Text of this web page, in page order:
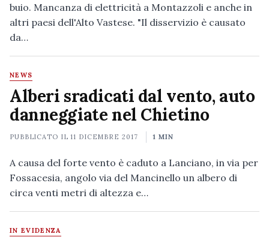
buio. Mancanza di elettricità a Montazzoli e anche in
altri paesi dell'Alto Vastese. "Il disservizio è causato
da…
NEWS
Alberi sradicati dal vento, auto
danneggiate nel Chietino
PUBBLICATO IL11 DICEMBRE 2017 1 MIN
A causa del forte vento è caduto a Lanciano, in via per
Fossacesia, angolo via del Mancinello un albero di
circa venti metri di altezza e…
IN EVIDENZA